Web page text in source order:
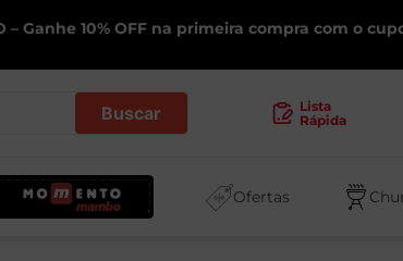
– Ganhe 10% OFF na primeira compra com o
Lista
Rápida
Ofertas